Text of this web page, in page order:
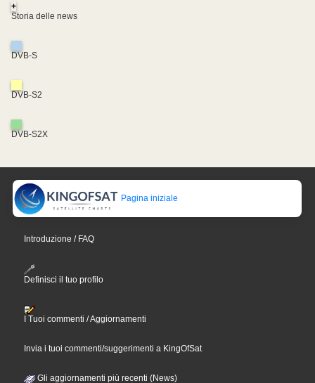
+
Storia delle news
DVB-S
DVB-S2
DVB-S2X
Pagina iniziale
Introduzione / FAQ
Definisci il tuo profilo
I Tuoi commenti / Aggiornamenti
Invia i tuoi commenti/suggerimenti a KingOfSat
Gli aggiornamenti più recenti (News)